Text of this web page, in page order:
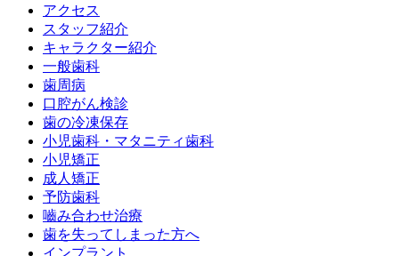
アクセス
スタッフ紹介
キャラクター紹介
一般歯科
歯周病
口腔がん検診
歯の冷凍保存
小児歯科・マタニティ歯科
小児矯正
成人矯正
予防歯科
嚙み合わせ治療
歯を失ってしまった方へ
インプラント